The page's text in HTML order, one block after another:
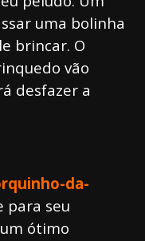
uma bolinha
brincar. O
vão
desfazer a
da-
para seu
ótimo